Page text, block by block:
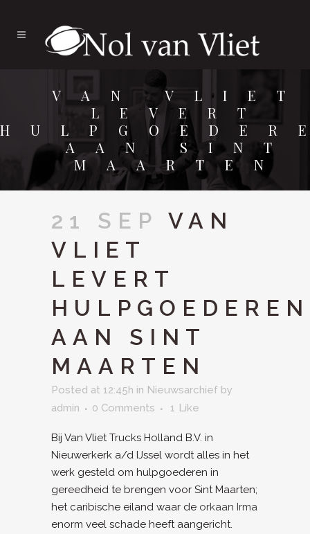
VAN VLIET
LEVERT
AAN SINT
MAARTEN
21 SEP
VAN
VLIET
LEVERT
HULPGOEDEREN
AAN SINT
MAARTEN
Posted at 12:45h in Nieuwsarchief by
admin
0 Comments 1 Like
Bij Van Vliet Trucks Holland B.V. in
Nieuwerkerk a/d IJssel wordt alles in het
werk gesteld om hulpgoederen in
gereedheid te brengen voor Sint Maarten;
het caribische eiland waar de orkaan Irma
enorm veel schade heeft aangericht.